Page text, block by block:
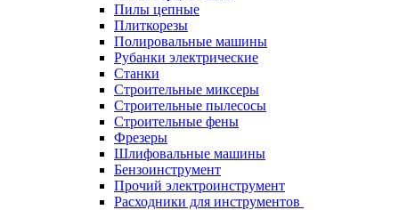
Пилы цепные
Плиткорезы
Полировальные машины
Рубанки электрические
Станки
Строительные миксеры
Строительные пылесосы
Строительные фены
Фрезеры
Шлифовальные машины
Бензоинструмент
Прочий электроинструмент
Расходники для инструментов